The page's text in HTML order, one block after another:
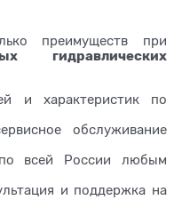
преимуществ при
гидравлических
и характеристик по
обслуживание
по всей России любым
и поддержка на